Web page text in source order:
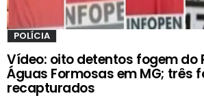
POLÍCIA
Vídeo: oito detentos fogem do
Águas Formosas em MG; três
recapturados